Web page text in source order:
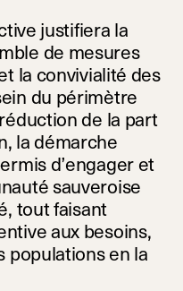
justifiera la
de mesures
la convivialité des
du périmètre
de la part
la démarche
d’engager et
sauveroise
tout faisant
aux besoins,
populations en la